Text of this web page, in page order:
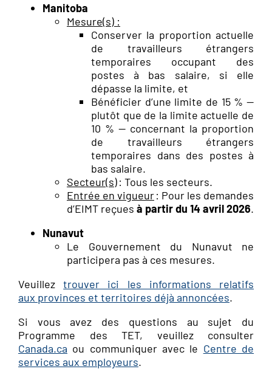
Manitoba
Mesure(s) :
Conserver la proportion actuelle
de travailleurs étrangers
temporaires occupant des
postes à bas salaire, si elle
dépasse la limite, et
Bénéficier d’une limite de 15 % —
plutôt que de la limite actuelle de
10 % — concernant la proportion
de travailleurs étrangers
temporaires dans des postes à
bas salaire.
Secteur(s): Tous les secteurs.
Entrée en vigueur: Pour les demandes
d’EIMT reçues à partir du 14 avril 2026.
Nunavut
Le Gouvernement du Nunavut ne
participera pas à ces mesures.
Veuilleztrouver ici les informations relatifs
aux provinces et territoires déjà annoncées.
Si vous avez des questions au sujet du
Programme des TET, veuillez consulter
Canada.ca ou communiquer avec le Centre de
services aux employeurs.